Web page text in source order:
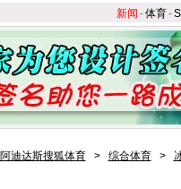
新闻 -体育-S
阿迪达斯搜狐体育 > 综合体育 >